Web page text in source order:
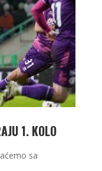
1. KOLO
sa